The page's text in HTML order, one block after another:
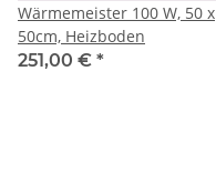
Wärmemeister 100 W, 50 x
50cm, Heizboden
251,00 € *